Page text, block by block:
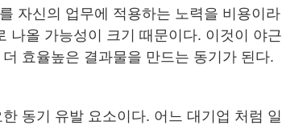
자신의 업무에 적용하는 노력을 비용이라
나올 가능성이 크기 때문이다. 이것이 야근
효율높은 결과물을 만드는 동기가 된다.
동기 유발 요소이다. 어느 대기업 처럼 일